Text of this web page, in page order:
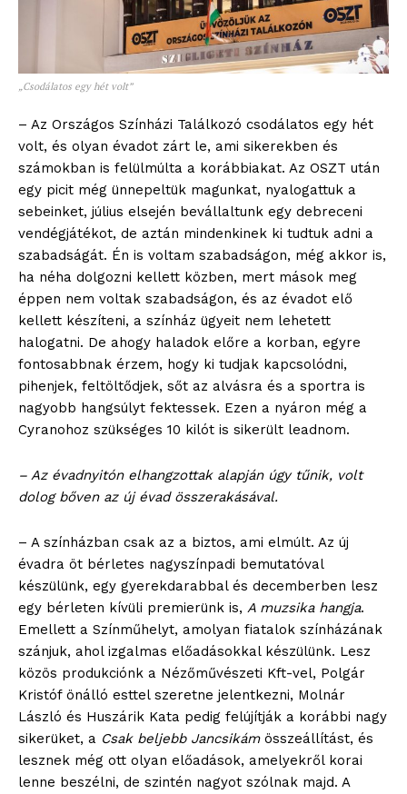
„Csodálatos egy hét volt”
– Az Országos Színházi Találkozó csodálatos egy hét
volt, és olyan évadot zárt le, ami sikerekben és
számokban is felülmúlta a korábbiakat. Az OSZT után
egy picit még ünnepeltük magunkat, nyalogattuk a
sebeinket, július elsején bevállaltunk egy debreceni
vendégjátékot, de aztán mindenkinek ki tudtuk adni a
szabadságát. Én is voltam szabadságon, még akkor is,
ha néha dolgozni kellett közben, mert mások meg
éppen nem voltak szabadságon, és az évadot elő
kellett készíteni, a színház ügyeit nem lehetett
halogatni. De ahogy haladok előre a korban, egyre
fontosabbnak érzem, hogy ki tudjak kapcsolódni,
pihenjek, feltöltődjek, sőt az alvásra és a sportra is
nagyobb hangsúlyt fektessek. Ezen a nyáron még a
Cyranohoz szükséges 10 kilót is sikerült leadnom.
– Az évadnyitón elhangzottak alapján úgy tűnik, volt
dolog bőven az új évad összerakásával.
– A színházban csak az a biztos, ami elmúlt. Az új
évadra öt bérletes nagyszínpadi bemutatóval
készülünk, egy gyerekdarabbal és decemberben lesz
egy bérleten kívüli premierünk is, A muzsika hangja.
Emellett a Színműhelyt, amolyan fiatalok színházának
szánjuk, ahol izgalmas előadásokkal készülünk. Lesz
közös produkciónk a Nézőművészeti Kft-vel, Polgár
Kristóf önálló esttel szeretne jelentkezni, Molnár
László és Huszárik Kata pedig felújítják a korábbi nagy
sikerüket, a Csak beljebb Jancsikámösszeállítást, és
lesznek még ott olyan előadások, amelyekről korai
lenne beszélni, de szintén nagyot szólnak majd. A